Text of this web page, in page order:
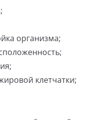
организма;
клетчатки;